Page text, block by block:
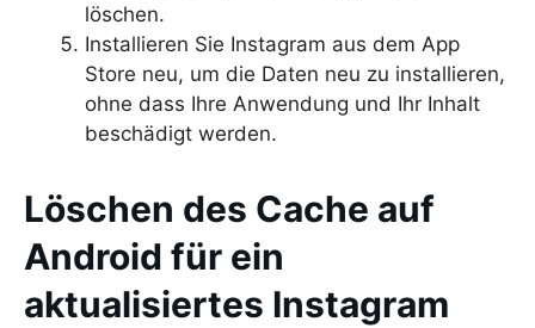
löschen.
Installieren Sie Instagram aus dem App
Store neu, um die Daten neu zu installieren,
ohne dass Ihre Anwendung und Ihr Inhalt
beschädigt werden.
Löschen des Cache auf
Android für ein
aktualisiertes Instagram